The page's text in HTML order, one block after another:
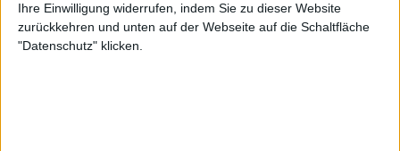
Ihre Einwilligung widerrufen, indem Sie zu dieser Website
zurückkehren und unten auf der Webseite auf die Schaltfläche
"Datenschutz" klicken.
Sie ist hier in Montréal nicht in der Auslosung. Ich
habe sie im Laufe der Jahre oft spielen sehen und ihr